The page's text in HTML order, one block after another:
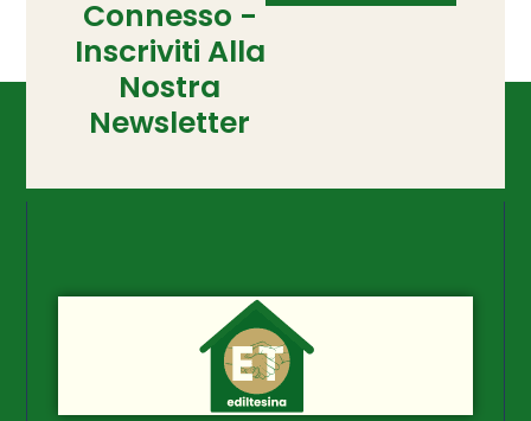
Connesso -
Inscriviti Alla
Nostra
Newsletter